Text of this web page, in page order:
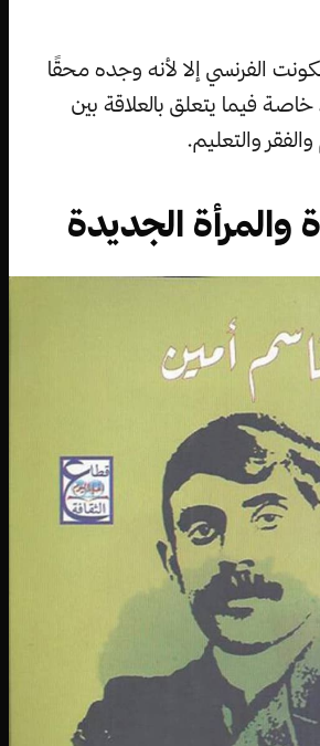
الفرنسي إلا لأنه وجده محقًا
خاصة فيما يتعلق بالعلاقة بين
والتعليم.
والمرأة الجديدة